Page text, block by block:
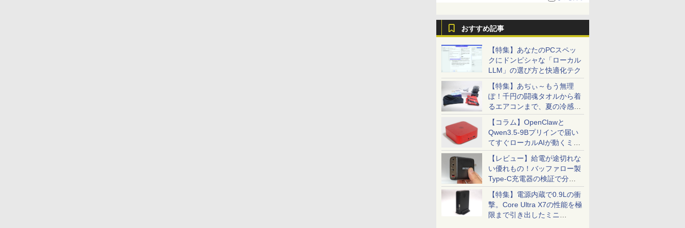
おすすめ記事
【特集】あなたのPCスペッ
クにドンピシャな「ローカル
LLM」の選び方と快適化テク
【特集】あぢぃ～もう無理
ぽ！千円の闘魂タオルから着
るエアコンまで、夏の冷感グ
ッズ一挙紹介
【コラム】OpenClawと
Qwen3.5-9Bプリインで届い
てすぐローカルAIが動くミニ
PC「SER9 Pro」
【レビュー】給電が途切れな
い優れもの！バッファロー製
Type-C充電器の検証で分か
ったこと
【特集】電源内蔵で0.9Lの衝
撃。Core Ultra X7の性能を極
限まで引き出したミニ